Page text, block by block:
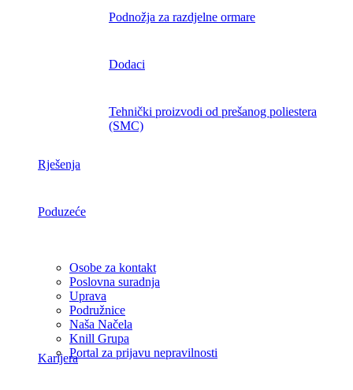
Podnožja za razdjelne ormare
Dodaci
Tehnički proizvodi od prešanog poliestera
(SMC)
Rješenja
Poduzeće
Osobe za kontakt
Poslovna suradnja
Uprava
Podružnice
Naša Načela
Knill Grupa
Portal za prijavu nepravilnosti
Karijera